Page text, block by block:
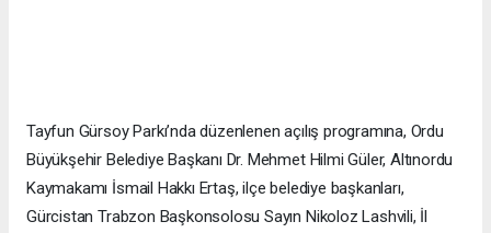
Tayfun Gürsoy Parkı’nda düzenlenen açılış programına, Ordu
Büyükşehir Belediye Başkanı Dr. Mehmet Hilmi Güler, Altınordu
Kaymakamı İsmail Hakkı Ertaş, ilçe belediye başkanları,
Gürcistan Trabzon Başkonsolosu Sayın Nikoloz Lashvili, İl